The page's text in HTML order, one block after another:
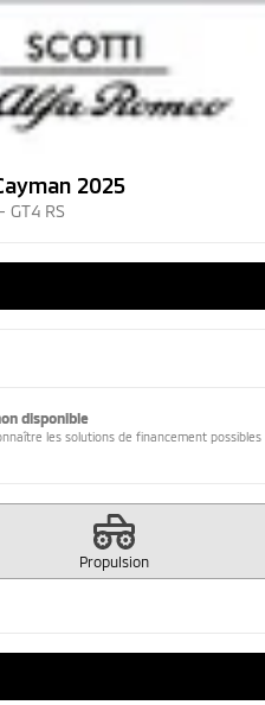
2025
GT4 RS
disponible
les solutions de financement possibles
Propulsion